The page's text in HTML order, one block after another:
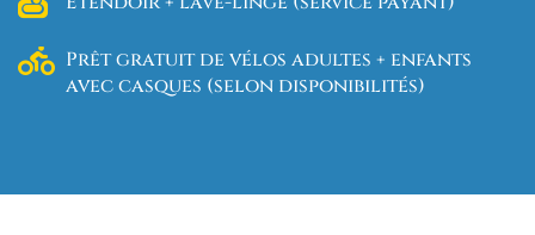
Prêt gratuit de vélos adultes + enfants
avec casques (selon disponibilités)